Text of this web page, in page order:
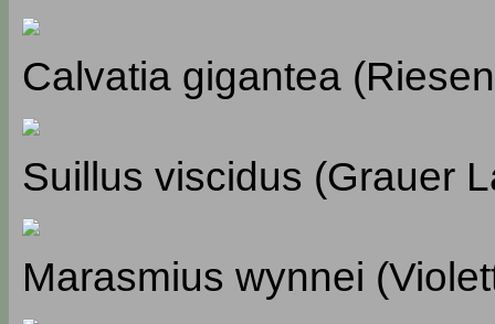
Calvatia gigantea
Suillus viscidus (Grauer
Marasmius wynnei